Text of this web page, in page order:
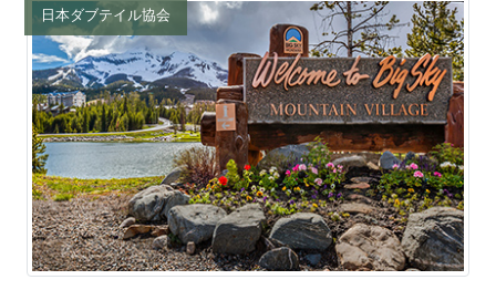
日本ダブテイル協会